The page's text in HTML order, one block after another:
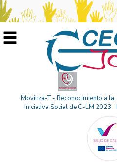
Moviliza-T - Reconocimiento a la
Iniciativa Social de C-LM 2023